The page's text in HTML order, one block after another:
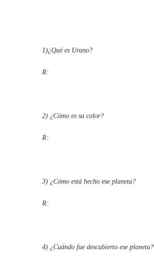
1)¿Qué es Urano?
R:
2) ¿Cómo es su color?
R:
3) ¿Cómo está hecho ese planeta?
R:
4) ¿Cuándo fue descubierto ese planeta?